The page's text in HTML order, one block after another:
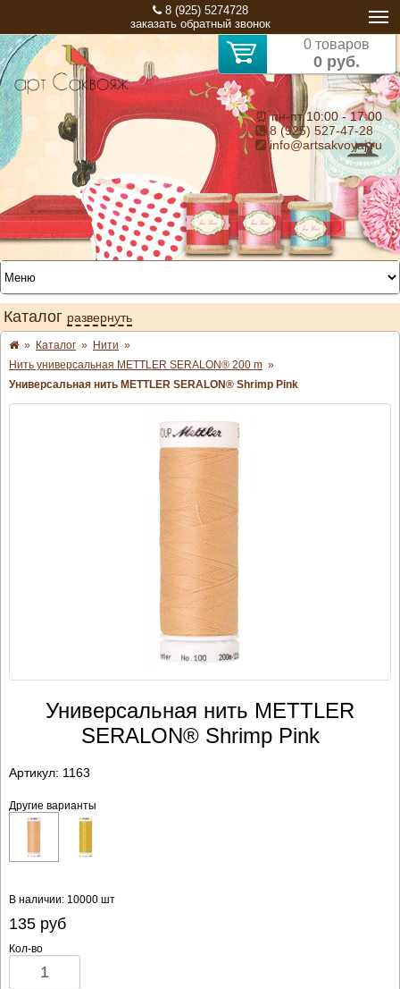
8 (925) 5274728
заказать обратный звонок
0 товаров
0 руб.
⏰ пн-пт 10:00 - 17:00
8 (925) 527-47-28
info@artsakvoyaj.ru
Каталог развернуть
» Каталог » Нити »
Нить универсальная METTLER SERALON® 200 m »
Универсальная нить METTLER SERALON® Shrimp Pink
Универсальная нить METTLER
SERALON® Shrimp Pink
Артикул: 1163
Другие варианты
В наличии: 10000 шт
135руб
Кол-во